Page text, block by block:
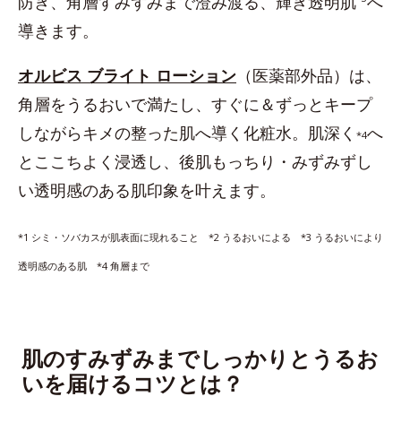
導きます。
オルビス ブライト ローション （医薬部外品）は、
角層をうるおいで満たし、すぐに＆ずっとキープ
しながらキメの整った肌へ導く化粧水。肌深く *4へ
とここちよく浸透し、後肌もっちり・みずみずし
い透明感のある肌印象を叶えます。
*1 シミ・ソバカスが肌表面に現れること *2 うるおいによる *3 うるおいにより
透明感のある肌 *4 角層まで
肌のすみずみまでしっかりとうるお
いを届けるコツとは？